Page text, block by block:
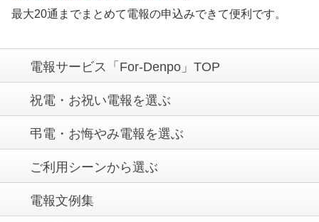
最大20通までまとめて電報の申込みできて便利です。
電報サービス「For-Denpo」TOP
祝電・お祝い電報を選ぶ
弔電・お悔やみ電報を選ぶ
ご利用シーンから選ぶ
電報文例集